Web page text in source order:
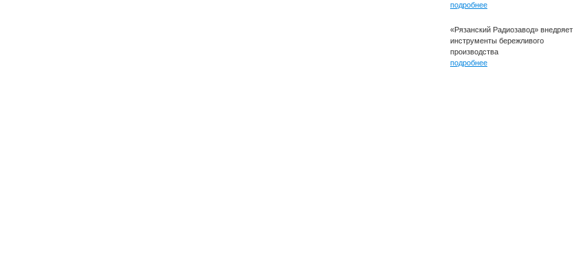
подробнее
«Рязанский Радиозавод» внедряет
инструменты бережливого
производства
подробнее